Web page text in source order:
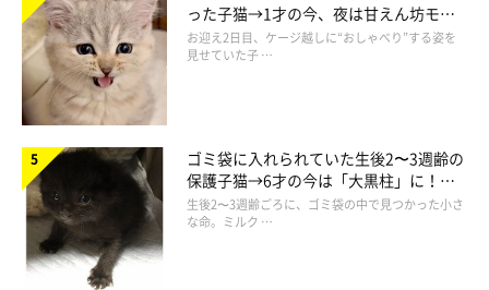
なんだかんだで、小さい箱が好き
もし床にサイズが違う箱を並べたら、ししまるが入る箱の大き
さでその時の温度がわかるかもしれない。それはまるでガリレ
オ・ガリレイの原理から名付けられたガリレオ温度計のようだ。
った子猫→1才の今、夜は甘えん坊モー
ドになるコに成長！
お迎え2日目、ケージ越しに“おしゃべり”する姿を
見せていた子 …
ゴミ袋に入れられていた生後2〜3週齢の
保護子猫→6才の今は「大黒柱」に！
美しい黒猫に成長した姿にグッとくる
生後2〜3週齢ごろに、ゴミ袋の中で見つかった小さ
な命。ミルク …